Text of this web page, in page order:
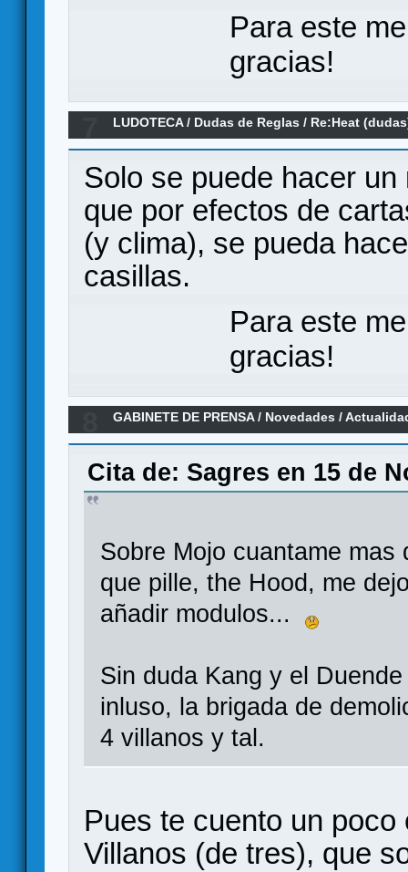
Para este
gracias!
LUDOTECA/ Dudas de Reglas / Re:Heat
Solo se puede hacer
que por efectos de
(y clima), se pueda
casillas.
Para este
gracias!
GABINETE DE PRENSA/ Novedades /
Cita de: Sagres en 15 de
Sobre Mojo cuantame
que pille, the Hood, me
añadir modulos...
Sin duda Kang y el
inluso, la brigada de
4 villanos y tal.
Pues te cuento un
Villanos (de tres), que